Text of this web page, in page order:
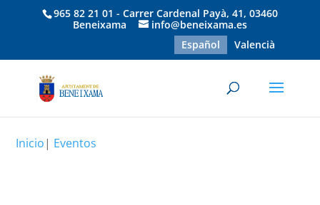
965 82 21 01 - Carrer Cardenal Payà, 41, 03460
Beneixama
info@beneixama.es
Español
Valencià
Inicio| Eventos